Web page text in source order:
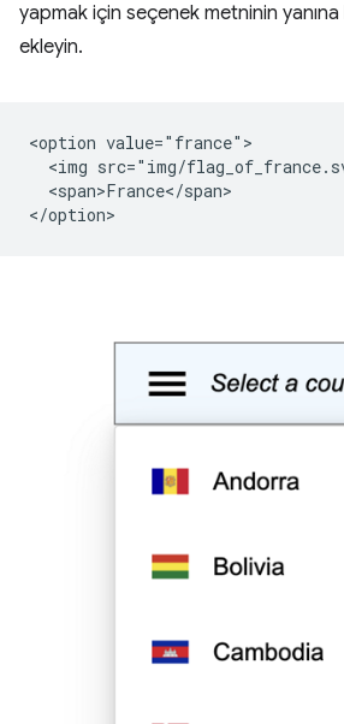
yapmak için seçenek metninin
ekleyin.
<option value="france">
<img src="img/
  <span>France</span>